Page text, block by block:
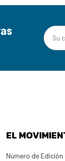
EL
Número de Edición